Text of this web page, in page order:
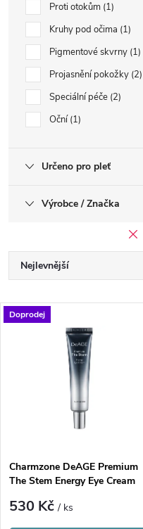
Proti otokům 1
Kruhy pod očima 1
Pigmentové skvrny 1
Projasnění pokožky 2
Speciální péče 2
Oční 1
Určeno pro pleť
Výrobce / Značka
Ř
a
p
r
Nejlevnější
Nejprodávanější
V
s
p
Doprodej
Charmzone DeAGE Premium
The Stem Energy Eye Cream
530 Kč/ ks